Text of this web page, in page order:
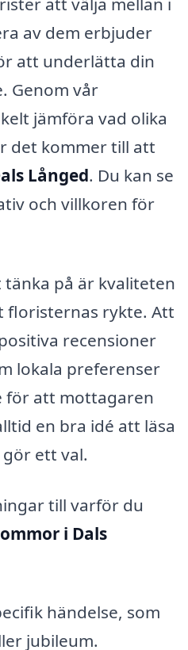
av dem erbjuder
att underlätta din
Genom vår
jämföra vad olika
det kommer till att
Långed. Du kan se
och villkoren för
tänka på är kvaliteten
floristernas rykte. Att
recensioner
lokala preferenser
för att mottagaren
en bra idé att läsa
ett val.
till varför du
i Dals
händelse, som
jubileum.